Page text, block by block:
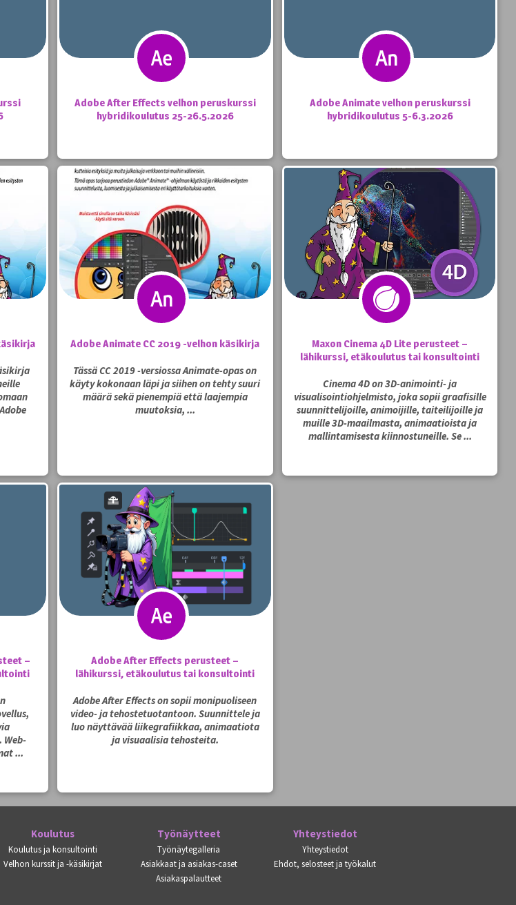
Adobe After Effects velhon peruskurssi
hybridikoulutus 25-26.5.2026
Adobe Animate velhon peruskurssi
hybridikoulutus 5-6.3.2026
Adobe Animate CC 2019 -velhon käsikirja
Tässä CC 2019 -versiossa Animate-opas on
käyty kokonaan läpi ja siihen on tehty suuri
määrä sekä pienempiä että laajempia
muutoksia, ...
Maxon Cinema 4D Lite perusteet –
lähikurssi, etäkoulutus tai konsultointi
Cinema 4D on 3D-animointi- ja
visualisointiohjelmisto, joka sopii graafisille
suunnittelijoille, animoijille, taiteilijoille ja
muille 3D-maailmasta, animaatioista ja
mallintamisesta kiinnostuneille. Se ...
–
...
Adobe After Effects perusteet –
lähikurssi, etäkoulutus tai konsultointi
Adobe After Effects on sopii monipuoliseen
video- ja tehostetuotantoon. Suunnittele ja
luo näyttävää liikegrafiikkaa, animaatiota
ja visuaalisia tehosteita.
Koulutus
Koulutus ja konsultointi
Velhon kurssit ja -käsikirjat
Työnäytteet
Työnäytegalleria
Asiakkaat ja asiakas-caset
Asiakaspalautteet
Yhteystiedot
Yhteystiedot
Ehdot, selosteet ja työkalut